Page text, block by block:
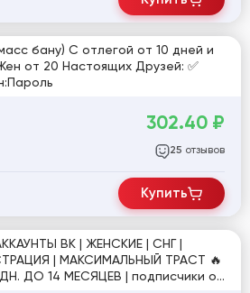
бану) С отлегой от 10 дней и
от 20 Настоящих Друзей: ✅
302.40 ₽
25 отзывов
Купить
ВК | ЖЕНСКИЕ | СНГ |
| МАКСИМАЛЬНЫЙ ТРАСТ 🔥
ДО 14 МЕСЯЦЕВ | подписчики от